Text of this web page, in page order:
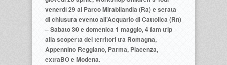
venerdì 29 al Parco Mirabilandia (Ra) e serata
di chiusura evento all’Acquario di Cattolica (Rn)
– Sabato 30 e domenica 1 maggio, 4 fam trip
alla scoperta dei territori tra Romagna,
Appennino Reggiano, Parma, Piacenza,
extraBO e Modena.